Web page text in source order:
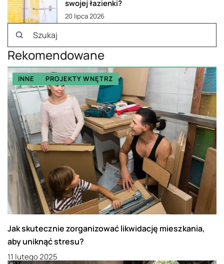
swojej łazienki?
20 lipca 2026
Rekomendowane
INNE PROJEKTY WNĘTRZ
Jak skutecznie zorganizować likwidację mieszkania,
aby uniknąć stresu?
11 lutego 2025